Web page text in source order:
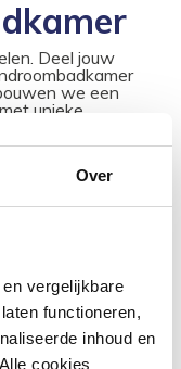
Over
vergelijkbare
functioneren,
inhoud en
cookies
Deel jouw
we een
unieke